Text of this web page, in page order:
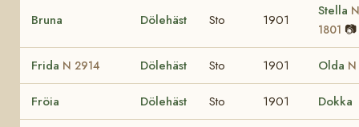
Bruna Dölehäst Sto 1901
Stella N
1801 📷
Frida N 2914 Dölehäst Sto 1901 Olda
Fröia Dölehäst Sto 1901 Dokka